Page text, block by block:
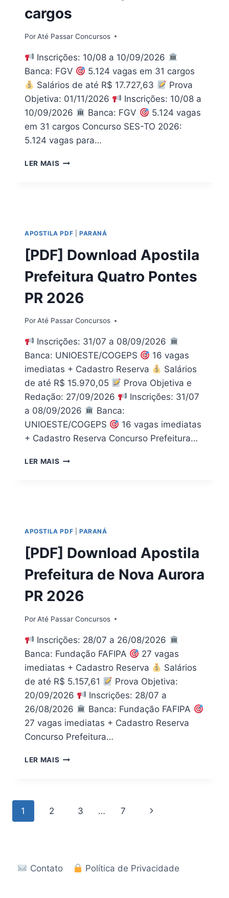
cargos
PorAté Passar Concursos
Inscrições: 10/08 a 10/09/2026
Banca: FGV
5.124 vagas em 31 cargos
Salários de até R$ 17.727,63
Prova
Objetiva: 01/11/2026
Inscrições: 10/08 a
10/09/2026
Banca: FGV
5.124 vagas
em 31 cargos Concurso SES-TO 2026:
5.124 vagas para…
LER MAIS PDF
TODOS
OS
CARGOS
APOSTILA PDF PARANÁ
[PDF] Download Apostila
Prefeitura Quatro Pontes
PR 2026
PorAté Passar Concursos
Inscrições: 31/07 a 08/09/2026
Banca: UNIOESTE/COGEPS
16 vagas
imediatas + Cadastro Reserva
Salários
de até R$ 15.970,05
Prova Objetiva e
Redação: 27/09/2026
Inscrições: 31/07
a 08/09/2026
Banca:
UNIOESTE/COGEPS
16 vagas imediatas
+ Cadastro Reserva Concurso Prefeitura…
LER MAIS [PDF]
2026
APOSTILA PDF PARANÁ
[PDF] Download Apostila
Prefeitura de Nova Aurora
PR 2026
PorAté Passar Concursos
Inscrições: 28/07 a 26/08/2026
Banca: Fundação FAFIPA
27 vagas
imediatas + Cadastro Reserva
Salários
de até R$ 5.157,61
Prova Objetiva:
20/09/2026
Inscrições: 28/07 a
26/08/2026
Banca: Fundação FAFIPA
27 vagas imediatas + Cadastro Reserva
Concurso Prefeitura…
LER MAIS [PDF]
NOVA
Navegação
1 2 3 … 7
Página
Contato Política de Privacidade